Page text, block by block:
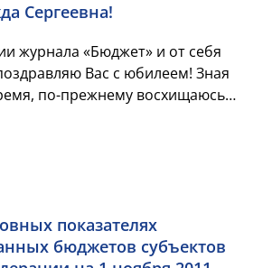
Сергеевна!
журнала «Бюджет» и от себя
Вас с юбилеем! Зная
по-прежнему восхищаюсь
делом ...
показателях
бюджетов субъектов